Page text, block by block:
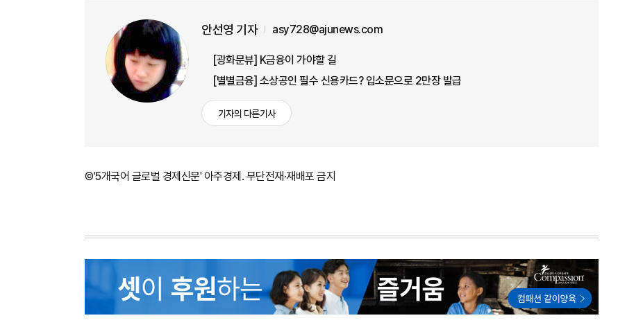
안선영 기자 asy728@ajunews.com
[광화문뷰] K금융이 가야할 길
[별별금융] 소상공인 필수 신용카드? 입소문으로 2만장 발급
기자의 다른기사
©'5개국어 글로벌 경제신문' 아주경제. 무단전재·재배포 금지